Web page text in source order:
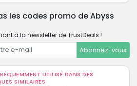
les codes promo de Abyss
à la newsletter de TrustDeals !
Abonnez-vous
UTILISÉ DANS DES
SIMILAIRES